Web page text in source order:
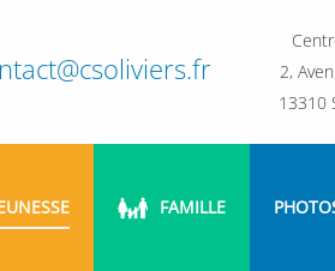
2,
13310
FAMILLE